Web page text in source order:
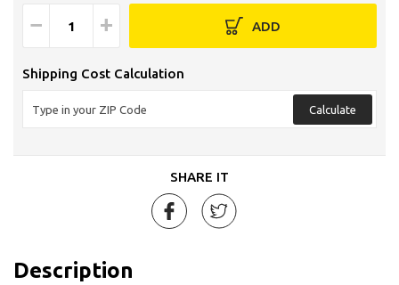
− + ADD
Shipping Cost Calculation
Calculate
SHARE IT
Description